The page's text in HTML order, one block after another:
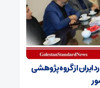
ایران از گروه پژوهشی